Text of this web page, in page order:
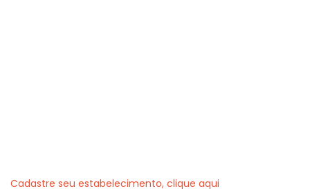
Cadastre seu estabelecimento, clique aqui